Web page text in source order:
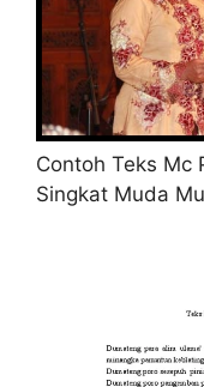
Contoh Teks Mc
Singkat Muda